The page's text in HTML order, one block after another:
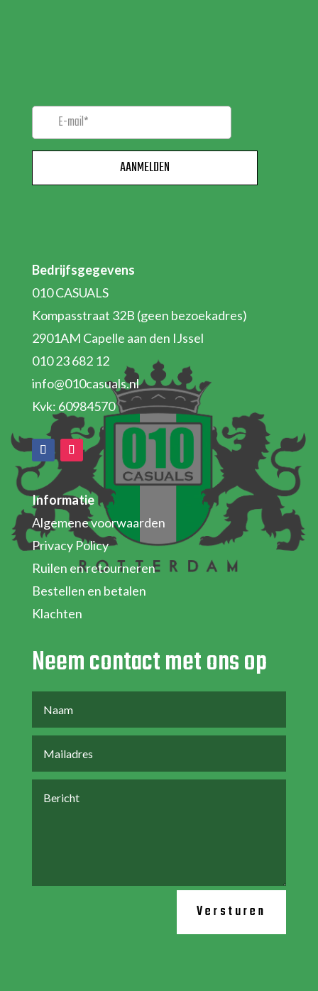
Bedrijfsgegevens
010 CASUALS
Kompasstraat 32B (geen bezoekadres)
2901AM Capelle aan den IJssel
010 23 682 12
info@010casuals.nl
Kvk: 60984570
Informatie
Algemene voorwaarden
Privacy Policy
Ruilen en retourneren
Bestellen en betalen
Klachten
Neem contact met ons op
Versturen